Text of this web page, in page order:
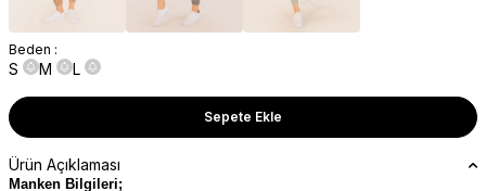
Beden :
S M L
Sepete Ekle
Ürün Açıklaması
Manken Bilgileri;